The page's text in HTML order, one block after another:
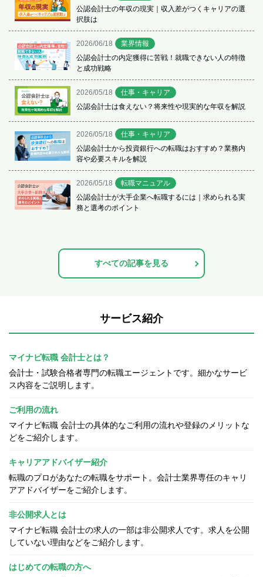
公認会計士の年収の現実｜収入差がつくキャリアの選
択肢は
2026/06/18
業界情報
公認会計士の内定獲得に苦戦！就職できない人の特徴
と成功戦略
2026/05/18
仕事・キャリア
公認会計士は食えない？将来性や現実的な年収を解説
2026/05/18
仕事・キャリア
公認会計士から投資銀行への転職はおすすめ？業務内
容や必要スキルを解説
2026/05/18
転職マニュアル
公認会計士が大手企業へ転職するには｜求められる実
務と選考のポイント
すべての記事を見る
サービス紹介
マイナビ転職 会計士とは？
会計士・試験合格者専門の転職エージェントです。細かなサービ
ス内容をご説明します。
ご利用の流れ
マイナビ転職 会計士の具体的なご利用の流れや登録のメリットな
どをご紹介します。
キャリアアドバイザー紹介
転職のプロがあなたの転職をサポート。会計士業界専任のキャリ
アアドバイザーをご紹介します。
非公開求人とは
マイナビ転職 会計士の求人の一部は非公開求人です。求人を公開
していない理由などをご紹介します。
はじめての転職の方へ